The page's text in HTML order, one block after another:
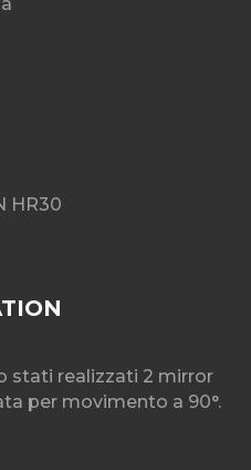
HR30
stati realizzati 2 mirror
per movimento a 90°.